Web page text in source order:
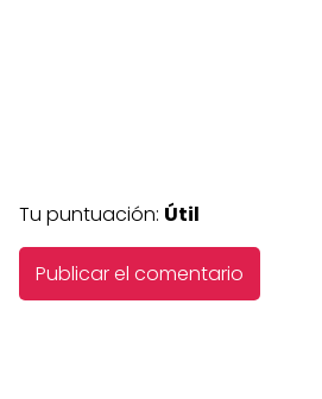
Tu puntuación: Útil